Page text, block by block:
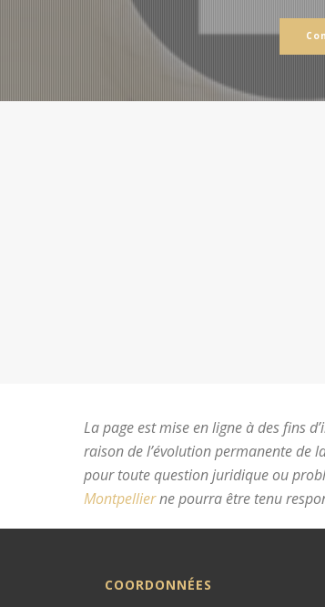
La page est mise en ligne à des fins
raison de l’évolution permanente de
pour toute question juridique ou
Montpellierne pourra être tenu
COORDONNÉES